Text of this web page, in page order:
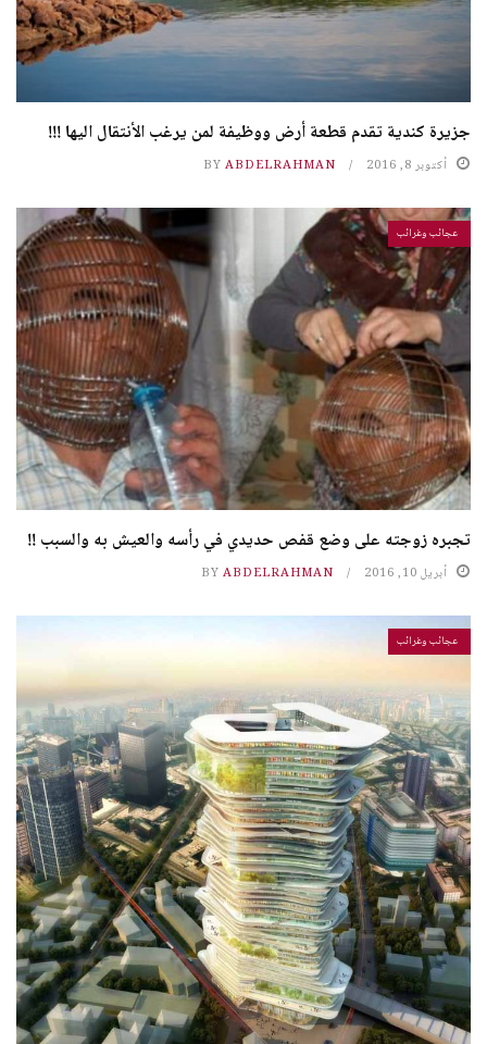
جزيرة كندية تقدم قطعة أرض ووظيفة لمن يرغب الأنتقال اليها !!!
أكتوبر 8, 2016 BY ABDELRAHMAN
عجائب وغرائب
تجبره زوجته على وضع قفص حديدي في رأسه والعيش به والسبب !!
أبريل 10, 2016 BY ABDELRAHMAN
عجائب وغرائب